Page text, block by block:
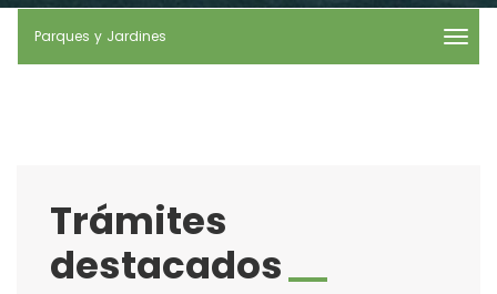
title:
Parques y Jardines
Trámites
destacados